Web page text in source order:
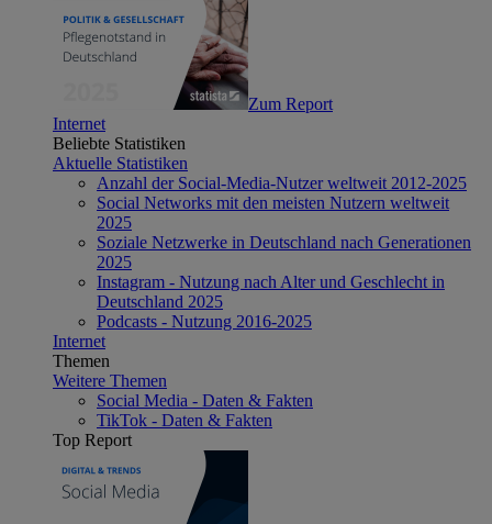
Zum Report
Internet
Beliebte Statistiken
Aktuelle Statistiken
Anzahl der Social-Media-Nutzer weltweit 2012-2025
Social Networks mit den meisten Nutzern weltweit
2025
Soziale Netzwerke in Deutschland nach Generationen
2025
Instagram - Nutzung nach Alter und Geschlecht in
Deutschland 2025
Podcasts - Nutzung 2016-2025
Internet
Themen
Weitere Themen
Social Media - Daten & Fakten
TikTok - Daten & Fakten
Top Report